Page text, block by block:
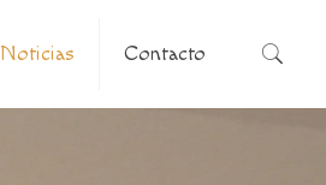
Noticias Contacto